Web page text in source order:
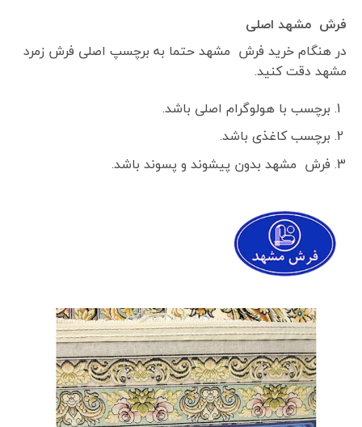
فرش مشهد اصلی
در هنگام خرید فرش مشهد حتما به برچسپ اصلی فرش زمرد
مشهد دقت کنید.
برچسب با هولوگرام اصلی باشد.
برچسب کاغذی باشد.
فرش مشهد بدون پیشوند و پسوند باشد.